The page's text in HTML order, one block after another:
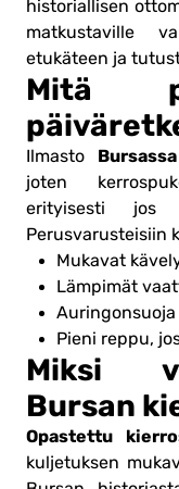
historiallisen
matkustaville
etukäteen ja
Mitä
Ilmasto Bursassa
joten
erityisesti jos
Perusvarusteisiin
Mukavat
Lämpimät
Auringonsuoja
Pieni reppu,
Miksi
Bursan
Opastettu
kuljetuksen